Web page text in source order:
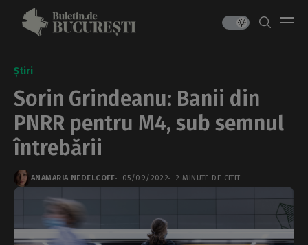
Știri
Sorin Grindeanu: Banii din
PNRR pentru M4, sub semnul
întrebării
ANAMARIA NEDELCOFF 05/09/2022 2 MINUTE DE CITIT